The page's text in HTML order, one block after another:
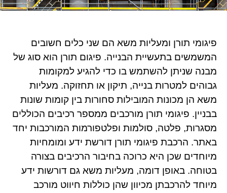
פיגומי תורן ומעליות משא הם שני כלים חשובים
המשמשים בתעשיית הבנייה. פיגום תורן הוא סוג של
מבנה שניתן להשתמש בו כדי להגיע למקומות
גבוהים למטרות בנייה, תיקון או תחזוקה. מעליות
משא הן מכונות המובילות סחורות בין קומות שונות
בבניין. פיגומי תורן מורכבים ממספר רכיבים הכוללים
מסגרות, פלטה, סולמות ופלטפורמות המורכבות יחד
באתר. הרכבת פיגומי תורן דורשת ידע ומומחיות
מיוחדים שכן היא כרוכה בחיבור הרכיבים בצורה
בטוחה. באופן דומה, מעליות משא גם דורשות ידע
מיוחד להרכבתן מכיוון שהן כוללות חיווט מורכב